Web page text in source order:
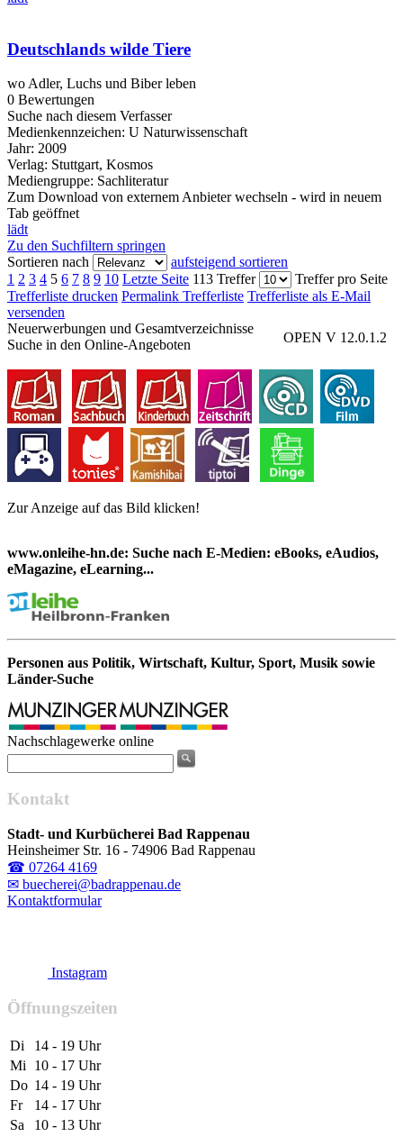
Deutschlands wilde Tiere
wo Adler, Luchs und Biber leben
0 Bewertungen
Suche nach diesem Verfasser
Medienkennzeichen: U Naturwissenschaft
Jahr: 2009
Verlag: Stuttgart, Kosmos
Mediengruppe: Sachliteratur
Zum Download von externem Anbieter wechseln - wird in neuem
Tab geöffnet
lädt
Zu den Suchfiltern springen
Sortieren nach
aufsteigend sortieren
1 2 3 4 5 6 7 8 9 10 Letzte Seite 113 Treffer
Treffer pro Seite
Trefferliste drucken Permalink Trefferliste Trefferliste als E-Mail
versenden
OPEN V 12.0.1.2
Neuerwerbungen und Gesamtverzeichnisse
Zur Anzeige auf das Bild klicken!
Suche in den Online-Angeboten
www.onleihe-hn.de: Suche nach E-Medien: eBooks, eAudios,
eMagazine, eLearning...
Personen aus Politik, Wirtschaft, Kultur, Sport, Musik sowie
Länder-Suche
Nachschlagewerke online
Kontakt
Stadt- und Kurbücherei Bad Rappenau
Heinsheimer Str. 16 - 74906 Bad Rappenau
☎ 07264 4169
✉ buecherei@badrappenau.de
Kontaktformular
Instagram
Öffnungszeiten
Di
14 - 19 Uhr
Mi
10 - 17 Uhr
Do 14 - 19 Uhr
Fr
14 - 17 Uhr
Sa
10 - 13 Uhr